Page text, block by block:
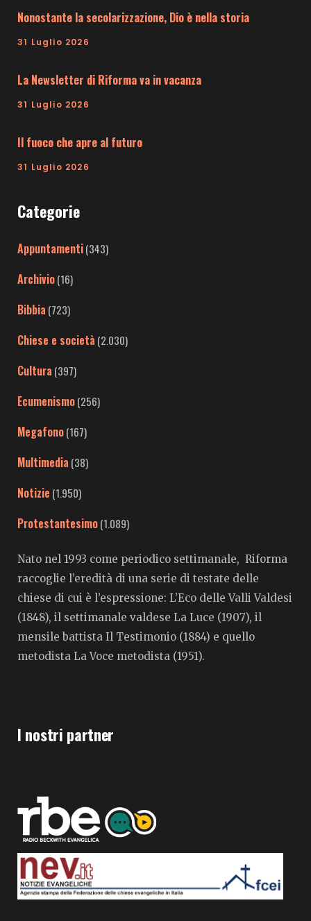
Nonostante la secolarizzazione, Dio è nella storia
31 Luglio 2026
La Newsletter di Riforma va in vacanza
31 Luglio 2026
Il fuoco che apre al futuro
31 Luglio 2026
Categorie
Appuntamenti(343)
Archivio(16)
Bibbia (723)
Chiese e società (2.030)
Cultura (397)
Ecumenismo(256)
Megafono(167)
Multimedia (38)
Notizie (1.950)
Protestantesimo(1.089)
Nato nel 1993 come periodico settimanale, Riforma
raccoglie l’eredità di una serie di testate delle
chiese di cui è l’espressione: L’Eco delle Valli Valdesi
(1848), il settimanale valdese La Luce (1907), il
mensile battista Il Testimonio (1884) e quello
metodista La Voce metodista (1951).
I nostri partner